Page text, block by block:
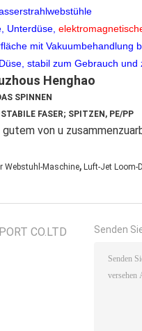
Unterdüse,
mit Vakuumbehandlung
stabil zum Gebrauch
Henghao
SPINNEN
FASER; SPITZEN, PE/PP
von u
Webstuhl-Maschine, Luft-Jet Loom-
CO.LTD Senden